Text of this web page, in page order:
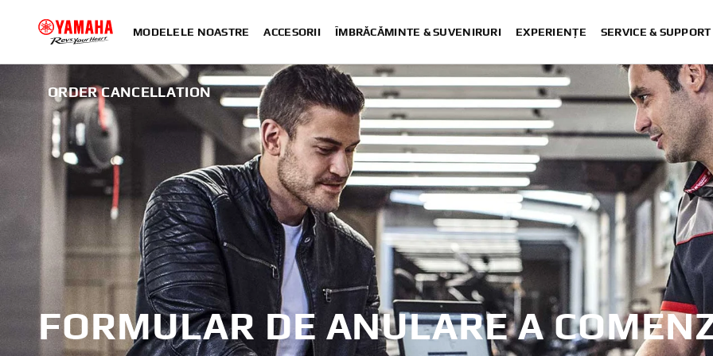
MODELELE NOASTRE ACCESORII ÎMBRĂCĂMINTE & SUVENIRURI EXPERIENȚE SERVICE & SUPPORT
ORDER CANCELLATION
FORMULAR DE ANULARE A